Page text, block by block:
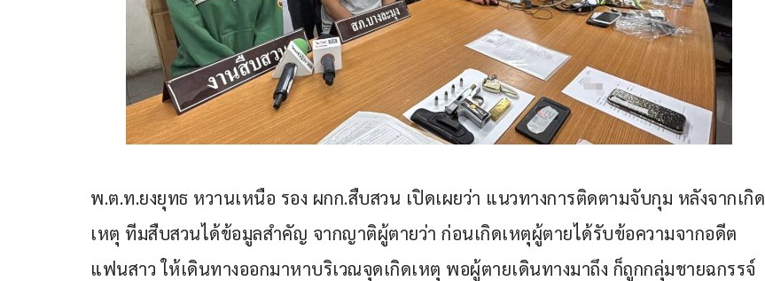
พ.ต.ท.ยงยุทธ หวานเหนือ รอง ผกก.สืบสวน เปิดเผยว่า แนวทางการติดตามจับกุม หลังจากเกิด
เหตุ ทีมสืบสวนได้ข้อมูลสำคัญ จากญาติผู้ตายว่า ก่อนเกิดเหตุผู้ตายได้รับข้อความจากอดีต
แฟนสาว ให้เดินทางออกมาหาบริเวณจุดเกิดเหตุ พอผู้ตายเดินทางมาถึง ก็ถูกกลุ่มชายฉกรรจ์